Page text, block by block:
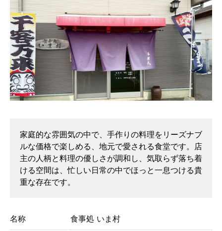
家庭的な雰囲気の中で、手作りの料理をリーズナブ
ルな価格で楽しめる、地元で愛される食堂です。店
主の人柄と料理の優しさが調和し、気取らず落ち着
ける空間は、忙しい日常の中でほっと一息つける貴
重な存在です。
名称 食事処 いま村